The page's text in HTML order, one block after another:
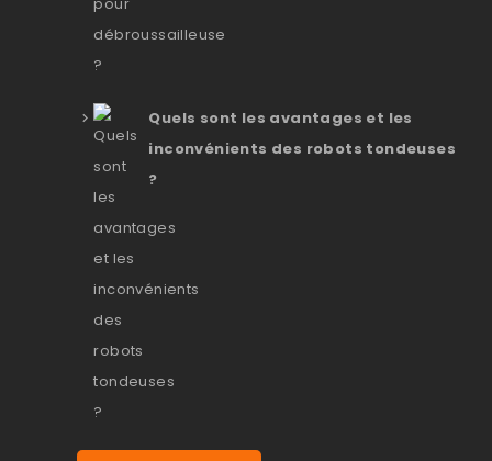
Quels sont les avantages et les
inconvénients des robots tondeuses
?